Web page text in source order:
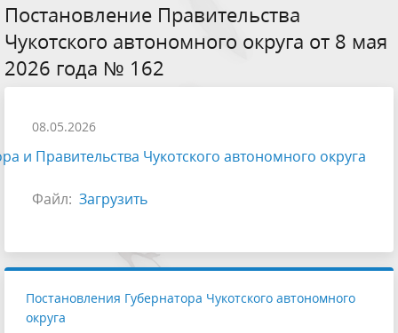
Постановление Правительства
Чукотского автономного округа от 8 мая
2026 года № 162
08.05.2026
и Правительства Чукотского автономного округа
Файл: Загрузить
Постановления Губернатора Чукотского автономного
округа